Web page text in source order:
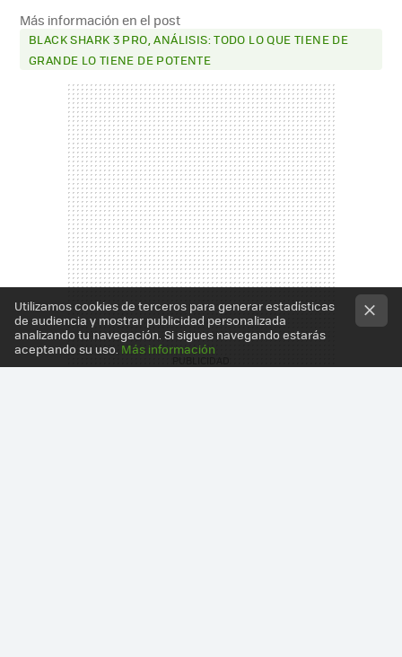
MAIL
Más información en el post
BLACK SHARK 3 PRO, ANÁLISIS: TODO LO QUE TIENE DE
GRANDE LO TIENE DE POTENTE
Utilizamos cookies de terceros para generar estadísticas
de audiencia y mostrar publicidad personalizada
analizando tu navegación. Si sigues navegando estarás
aceptando su uso. Más información